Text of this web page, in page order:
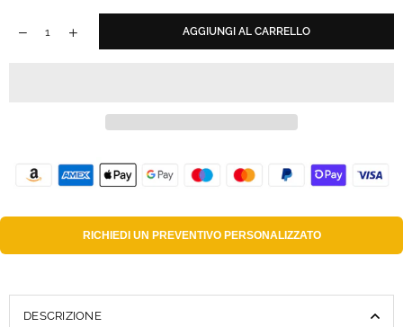
AGGIUNGI AL CARRELLO
RICHIEDI UN PREVENTIVO PERSONALIZZATO
DESCRIZIONE